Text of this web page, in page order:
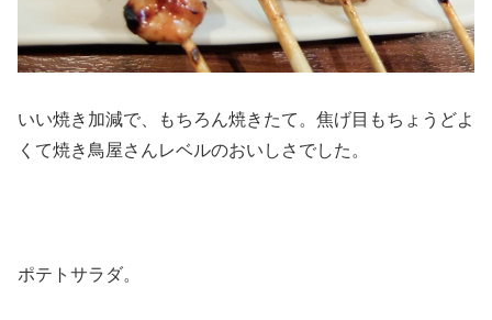
いい焼き加減で、もちろん焼きたて。焦げ目もちょうどよ
くて焼き鳥屋さんレベルのおいしさでした。
ポテトサラダ。